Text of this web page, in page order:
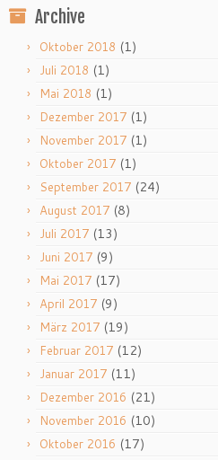
Archive
Oktober 2018 (1)
Juli 2018 (1)
Mai 2018 (1)
Dezember 2017 (1)
November 2017 (1)
Oktober 2017 (1)
September 2017 (24)
August 2017 (8)
Juli 2017 (13)
Juni 2017 (9)
Mai 2017 (17)
April 2017 (9)
März 2017 (19)
Februar 2017 (12)
Januar 2017 (11)
Dezember 2016 (21)
November 2016 (10)
Oktober 2016 (17)